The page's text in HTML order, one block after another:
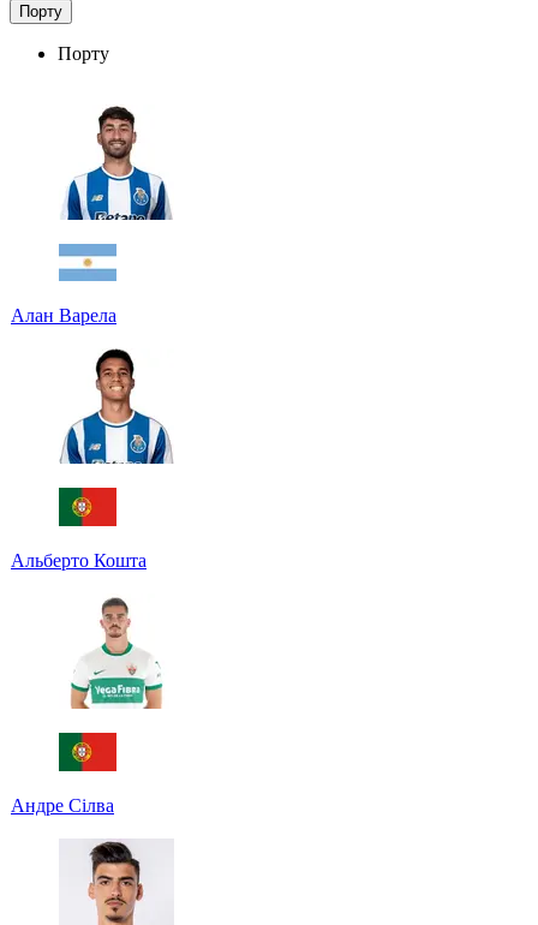
Порту
Порту
Алан Варела
Альберто Кошта
Андре Сілва